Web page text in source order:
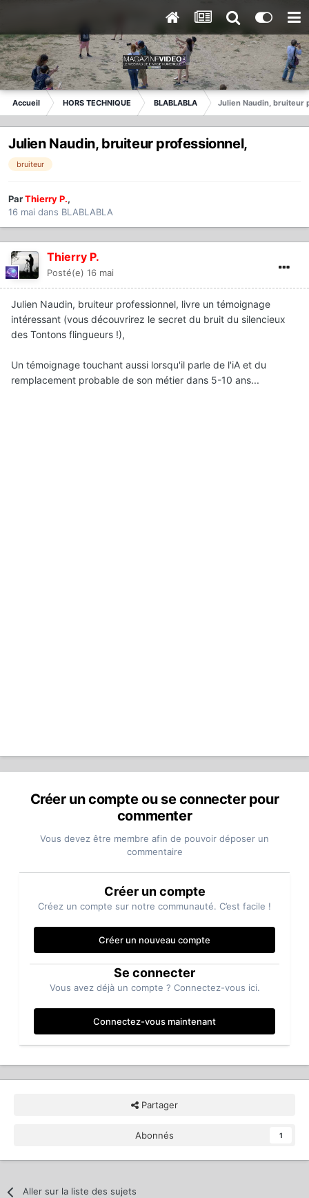
Accueil HORS TECHNIQUE BLABLABLA Julien Naudin, bruiteur
Julien Naudin, bruiteur professionnel,
bruiteur
ParThierry P.,
16 mai dans BLABLABLA
Thierry P.
Posté(e) 16 mai
Julien Naudin, bruiteur professionnel, livre un témoignage
intéressant (vous découvrirez le secret du bruit du silencieux
des Tontons flingueurs !),
Un témoignage touchant aussi lorsqu'il parle de l'iA et du
remplacement probable de son métier dans 5-10 ans...
Créer un compte ou se connecter pour
commenter
Vous devez être membre afin de pouvoir déposer un
commentaire
Créer un compte
Créez un compte sur notre communauté. C’est facile !
Créer un nouveau compte
Se connecter
Vous avez déjà un compte ? Connectez-vous ici.
Connectez-vous maintenant
Partager
Abonnés 1
Aller sur la liste des sujets